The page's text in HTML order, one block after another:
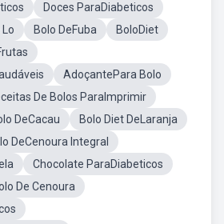
Doces ParaDiabeticos
Bolo DeFuba
BoloDiet
AdoçantePara Bolo
De Bolos ParaImprimir
DeCacau
Bolo Diet DeLaranja
DeCenoura Integral
Chocolate ParaDiabeticos
De Cenoura